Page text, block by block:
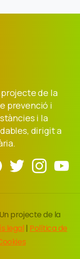
projecte de la
prevenció i
i la
dirigit a
projecte de la
legal | Política de